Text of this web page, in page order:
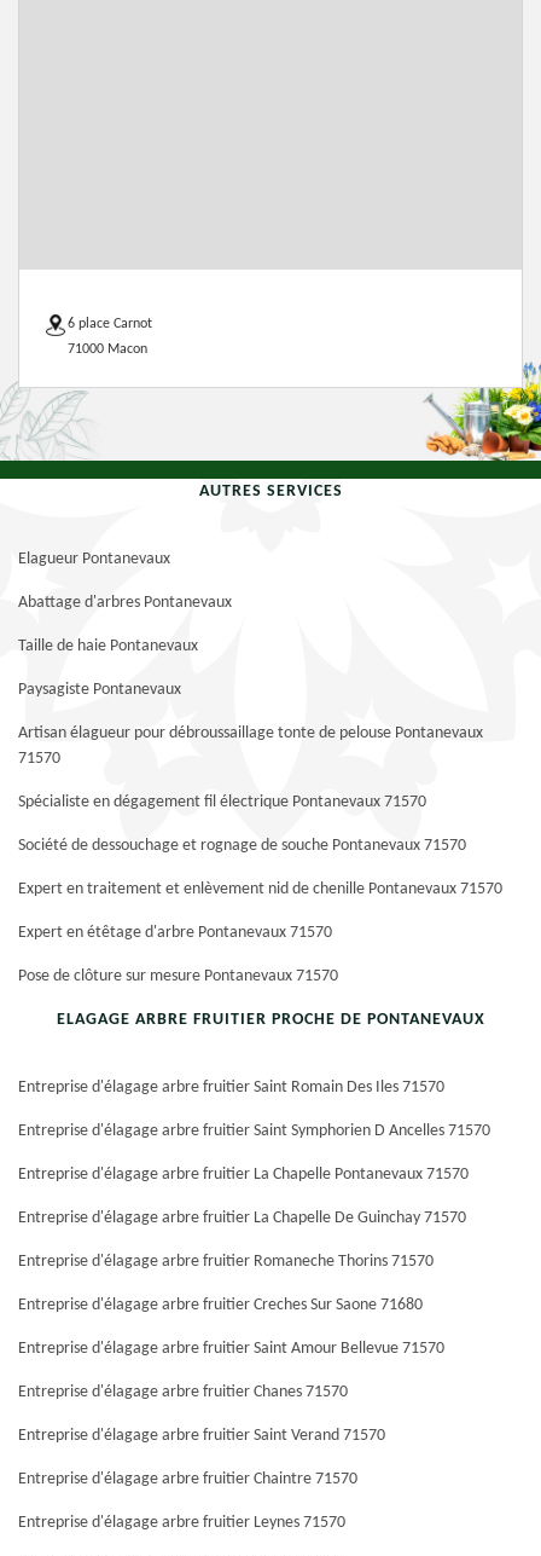
6 place Carnot
71000 Macon
AUTRES SERVICES
Elagueur Pontanevaux
Abattage d'arbres Pontanevaux
Taille de haie Pontanevaux
Paysagiste Pontanevaux
Artisan élagueur pour débroussaillage tonte de pelouse Pontanevaux
71570
Spécialiste en dégagement fil électrique Pontanevaux 71570
Société de dessouchage et rognage de souche Pontanevaux 71570
Expert en traitement et enlèvement nid de chenille Pontanevaux 71570
Expert en étêtage d'arbre Pontanevaux 71570
Pose de clôture sur mesure Pontanevaux 71570
ELAGAGE ARBRE FRUITIER PROCHE DE PONTANEVAUX
Entreprise d'élagage arbre fruitier Saint Romain Des Iles 71570
Entreprise d'élagage arbre fruitier Saint Symphorien D Ancelles 71570
Entreprise d'élagage arbre fruitier La Chapelle Pontanevaux 71570
Entreprise d'élagage arbre fruitier La Chapelle De Guinchay 71570
Entreprise d'élagage arbre fruitier Romaneche Thorins 71570
Entreprise d'élagage arbre fruitier Creches Sur Saone 71680
Entreprise d'élagage arbre fruitier Saint Amour Bellevue 71570
Entreprise d'élagage arbre fruitier Chanes 71570
Entreprise d'élagage arbre fruitier Saint Verand 71570
Entreprise d'élagage arbre fruitier Chaintre 71570
Entreprise d'élagage arbre fruitier Leynes 71570